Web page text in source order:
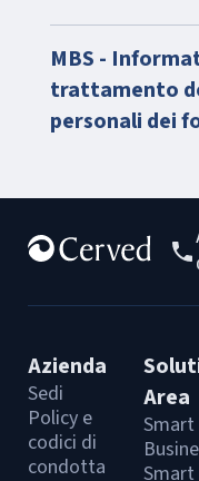
MBS -
trattamento
personali dei
Azienda
Sedi
Policy e
codici di
condotta
Area
Smart
Smart